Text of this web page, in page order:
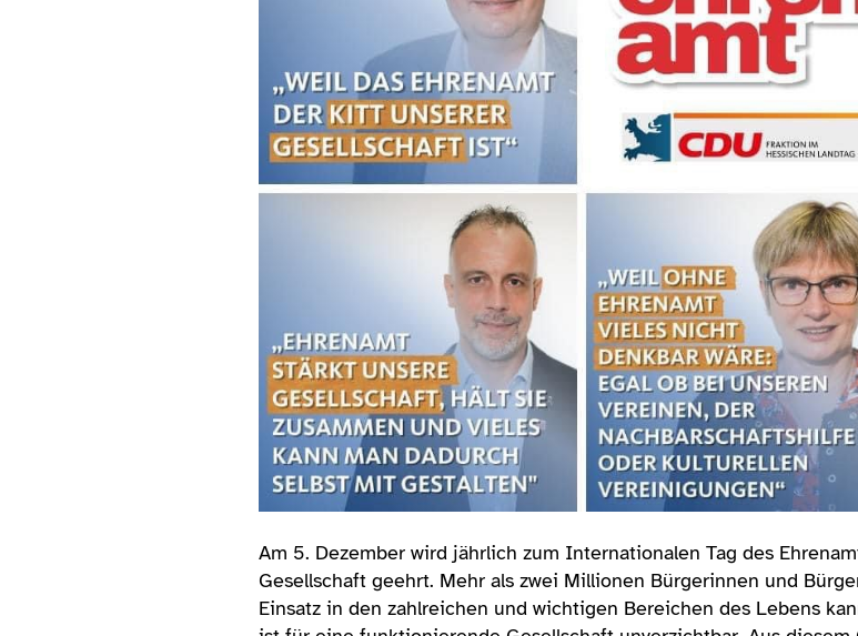
Am 5. Dezember wird jährlich zum Internationalen Tag des
Gesellschaft geehrt. Mehr als zwei Millionen Bürgerinnen und
Einsatz in den zahlreichen und wichtigen Bereichen des Lebens